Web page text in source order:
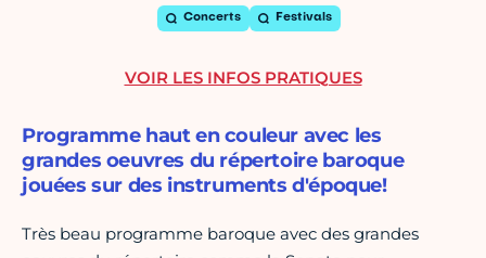
Concerts Festivals
Programme haut en couleur avec les
grandes oeuvres du répertoire baroque
jouées sur des instruments d'époque!
Très beau programme baroque avec des grandes
VOIR LES INFOS PRATIQUES